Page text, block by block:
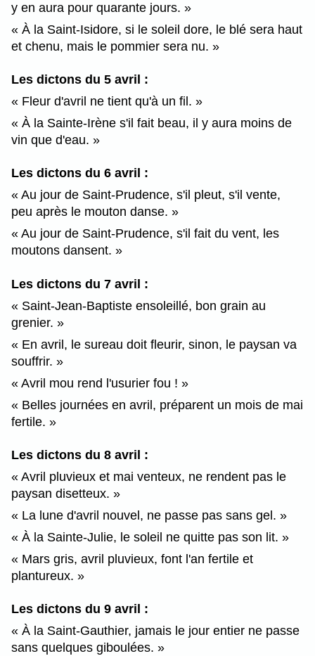
y en aura pour quarante jours.
À la Saint-Isidore, si le soleil dore, le blé sera haut
et chenu, mais le pommier sera nu.
Les dictons du 5 avril :
Fleur d'avril ne tient qu'à un fil.
À la Sainte-Irène s'il fait beau, il y aura moins de
vin que d'eau.
Les dictons du 6 avril :
Au jour de Saint-Prudence, s'il pleut, s'il vente,
peu après le mouton danse.
Au jour de Saint-Prudence, s'il fait du vent, les
moutons dansent.
Les dictons du 7 avril :
Saint-Jean-Baptiste ensoleillé, bon grain au
grenier.
En avril, le sureau doit fleurir, sinon, le paysan va
souffrir.
Avril mou rend l'usurier fou !
Belles journées en avril, préparent un mois de mai
fertile.
Les dictons du 8 avril :
Avril pluvieux et mai venteux, ne rendent pas le
paysan disetteux.
La lune d'avril nouvel, ne passe pas sans gel.
À la Sainte-Julie, le soleil ne quitte pas son lit.
Mars gris, avril pluvieux, font l'an fertile et
plantureux.
Les dictons du 9 avril :
À la Saint-Gauthier, jamais le jour entier ne passe
sans quelques giboulées.